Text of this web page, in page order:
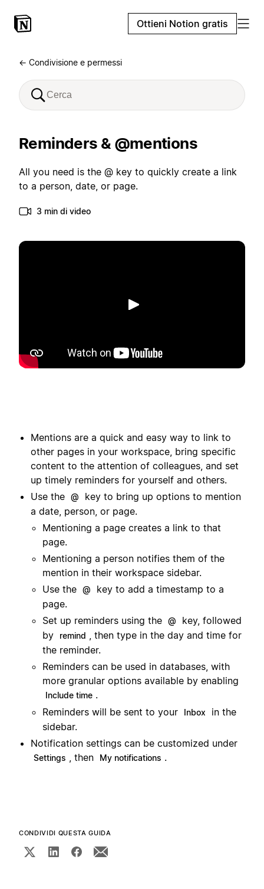
Ottieni Notion gratis
← Condivisione e permessi
Reminders & @mentions
All you need is the @ key to quickly create a link
to a person, date, or page.
3 min di video
Riproduci
Mentions are a quick and easy way to link to
other pages in your workspace, bring specific
content to the attention of colleagues, and set
up timely reminders for yourself and others.
Use the @
key to bring up options to mention
a date, person, or page.
Mentioning a page creates a link to that
page.
Mentioning a person notifies them of the
mention in their workspace sidebar.
Use the @
key to add a timestamp to a
page.
Set up reminders using the @
key, followed
by
remind , then type in the day and time for
the reminder.
Reminders can be used in databases, with
more granular options available by enabling
Include time .
Reminders will be sent to your
Inbox
in the
sidebar.
Notification settings can be customized under
Settings , then My notifications .
CONDIVIDI QUESTA GUIDA